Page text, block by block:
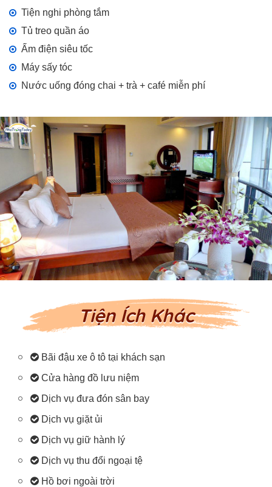
Tiện nghi phòng tắm
Tủ treo quần áo
Ấm điện siêu tốc
Máy sấy tóc
Nước uống đóng chai + trà + café miễn phí
Tiện Ích Khác
Bãi đậu xe ô tô tại khách sạn
Cửa hàng đồ lưu niệm
Dịch vụ đưa đón sân bay
Dịch vụ giặt ủi
Dịch vụ giữ hành lý
Dịch vụ thu đổi ngoại tệ
Hồ bơi ngoài trời